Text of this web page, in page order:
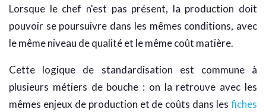
Lorsque le chef n'est pas présent, la production doit
pouvoir se poursuivre dans les mêmes conditions, avec
le même niveau de qualité et le même coût matière.
Cette logique de standardisation est commune à
plusieurs métiers de bouche : on la retrouve avec les
mêmes enjeux de production et de coûts dans les fiches